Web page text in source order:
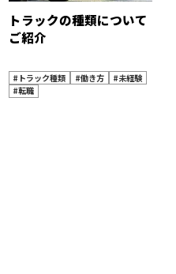
トラックの種類について
ご紹介
#トラック種類 #働き方
#未経験
#転職